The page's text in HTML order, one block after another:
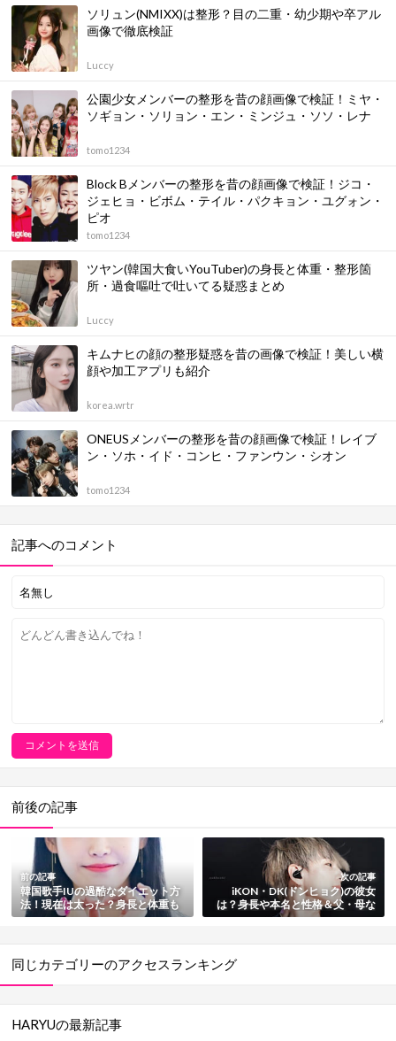
ソリュン(NMIXX)は整形？目の二重・幼少期や卒アル
画像で徹底検証
Luccy
公園少女メンバーの整形を昔の顔画像で検証！ミヤ・
ソギョン・ソリョン・エン・ミンジュ・ソソ・レナ
tomo1234
Block Bメンバーの整形を昔の顔画像で検証！ジコ・
ジェヒョ・ビボム・テイル・パクキョン・ユグォン・
ピオ
tomo1234
ツヤン(韓国大食いYouTuber)の身長と体重・整形箇
所・過食嘔吐で吐いてる疑惑まとめ
Luccy
キムナヒの顔の整形疑惑を昔の画像で検証！美しい横
顔や加工アプリも紹介
korea.wrtr
ONEUSメンバーの整形を昔の顔画像で検証！レイブ
ン・ソホ・イド・コンヒ・ファンウン・シオン
tomo1234
記事へのコメント
前後の記事
前の記事
韓国歌手IUの過酷なダイエット方
法！現在は太った？身長と体重も
総まとめ
次の記事
iKON・DK(ドンヒョク)の彼女
は？身長や本名と性格＆父・母な
ど家族や好きなタイプまとめ
同じカテゴリーのアクセスランキング
HARYUの最新記事